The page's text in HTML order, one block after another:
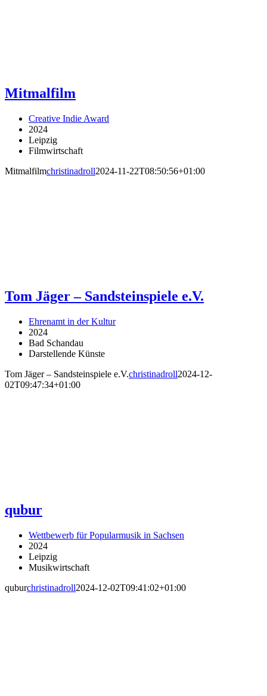
Mitmalfilm
Creative Indie Award
2024
Leipzig
Filmwirtschaft
Mitmalfilmchristinadroll2024-11-22T08:50:56+01:00
Tom Jäger – Sandsteinspiele e.V.
Ehrenamt in der Kultur
2024
Bad Schandau
Darstellende Künste
Tom Jäger – Sandsteinspiele e.V.christinadroll2024-12-
02T09:47:34+01:00
qubur
Wettbewerb für Popularmusik in Sachsen
2024
Leipzig
Musikwirtschaft
quburchristinadroll2024-12-02T09:41:02+01:00